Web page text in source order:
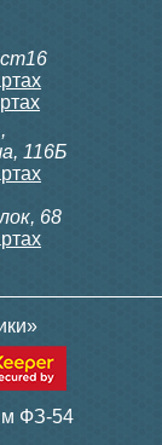
116Б
68
ФЗ-54